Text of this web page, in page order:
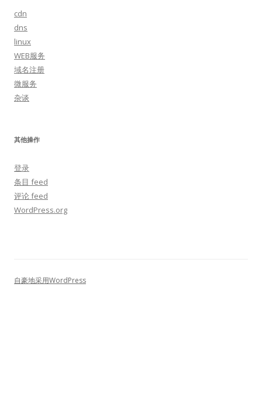
cdn
dns
linux
WEB服务
域名注册
微服务
杂谈
其他操作
登录
条目 feed
评论 feed
WordPress.org
自豪地采用WordPress